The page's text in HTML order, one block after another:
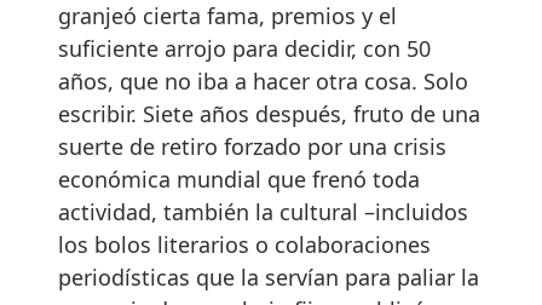
granjeó cierta fama, premios y el
suficiente arrojo para decidir, con 50
años, que no iba a hacer otra cosa. Solo
escribir. Siete años después, fruto de una
suerte de retiro forzado por una crisis
económica mundial que frenó toda
actividad, también la cultural –incluidos
los bolos literarios o colaboraciones
periodísticas que la servían para paliar la